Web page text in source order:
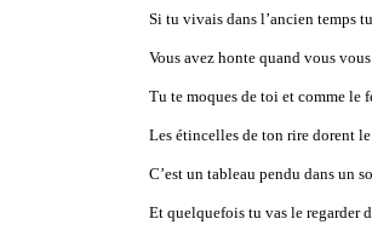
Si tu vivais dans l’ancien temps
Vous avez honte quand vous
Tu te moques de toi et comme le
Les étincelles de ton rire dorent
C’est un tableau pendu dans un
Et quelquefois tu vas le regarder